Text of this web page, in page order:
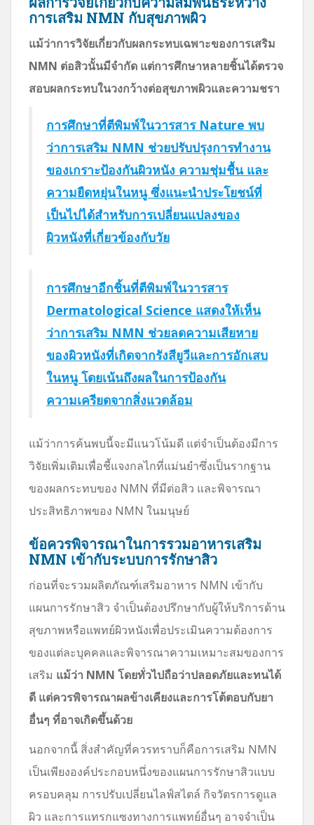
การเสริม NMN กับสุขภาพผิว
แม้ว่าการวิจัยเกี่ยวกับผลกระทบเฉพาะของการเสริม
NMN ต่อสิวนั้นมีจำกัด แต่การศึกษาหลายชิ้นได้ตรวจ
สอบผลกระทบในวงกว้างต่อสุขภาพผิวและความชรา
การศึกษาที่ตีพิมพ์ในวารสาร Nature พบ
ว่าการเสริม NMN ช่วยปรับปรุงการทำงาน
ของเกราะป้องกันผิวหนัง ความชุ่มชื้น และ
ความยืดหยุ่นในหนู ซึ่งแนะนำประโยชน์ที่
เป็นไปได้สำหรับการเปลี่ยนแปลงของ
ผิวหนังที่เกี่ยวข้องกับวัย
การศึกษาอีกชิ้นที่ตีพิมพ์ในวารสาร
Dermatological Science แสดงให้เห็น
ว่าการเสริม NMN ช่วยลดความเสียหาย
ของผิวหนังที่เกิดจากรังสียูวีและการอักเสบ
ในหนู โดยเน้นถึงผลในการป้องกัน
ความเครียดจากสิ่งแวดล้อม
แม้ว่าการค้นพบนี้จะมีแนวโน้มดี แต่จำเป็นต้องมีการ
วิจัยเพิ่มเติมเพื่อชี้แจงกลไกที่แม่นยำซึ่งเป็นรากฐาน
ของผลกระทบของ NMN ที่มีต่อสิว และพิจารณา
ประสิทธิภาพของ NMN ในมนุษย์
ข้อควรพิจารณาในการรวมอาหารเสริม
NMN เข้ากับระบบการรักษาสิว
ก่อนที่จะรวมผลิตภัณฑ์เสริมอาหาร NMN เข้ากับ
แผนการรักษาสิว จำเป็นต้องปรึกษากับผู้ให้บริการด้าน
สุขภาพหรือแพทย์ผิวหนังเพื่อประเมินความต้องการ
ของแต่ละบุคคลและพิจารณาความเหมาะสมของการ
เสริม แม้ว่า NMN โดยทั่วไปถือว่าปลอดภัยและทนได้
ดี แต่ควรพิจารณาผลข้างเคียงและการโต้ตอบกับยา
อื่นๆ ที่อาจเกิดขึ้นด้วย
นอกจากนี้ สิ่งสำคัญที่ควรทราบก็คือการเสริม NMN
เป็นเพียงองค์ประกอบหนึ่งของแผนการรักษาสิวแบบ
ครอบคลุม การปรับเปลี่ยนไลฟ์สไตล์ กิจวัตรการดูแล
ผิว และการแทรกแซงทางการแพทย์อื่นๆ อาจจำเป็น